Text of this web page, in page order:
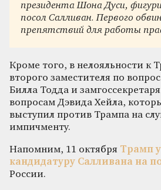
президента Шона Дуси,
посол Салливан. Первого
препятствий для работы
Кроме того, в нелояльности к
второго заместителя по
Билла Тодда и
вопросам Дэвида Хейла,
выступил против Трампа на
импичменту.
Напомним, 11 октября Трамп
кандидатуру Салливана на
России.